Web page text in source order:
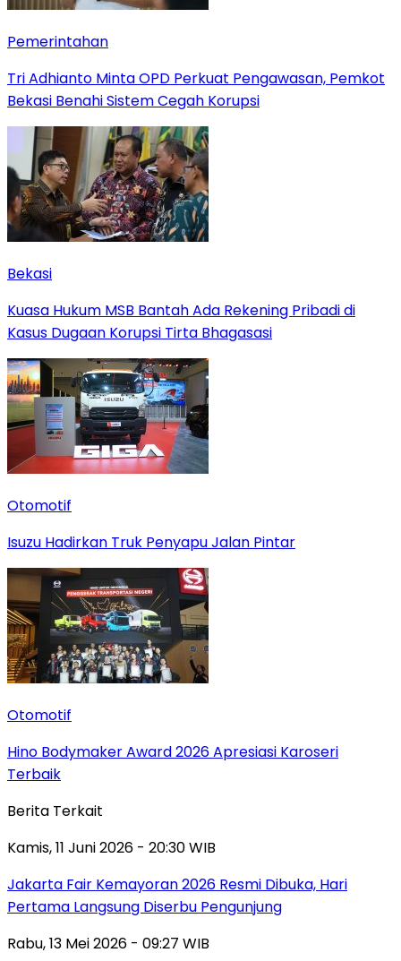
Pemerintahan
Tri Adhianto Minta OPD Perkuat Pengawasan, Pemkot
Bekasi Benahi Sistem Cegah Korupsi
Bekasi
Kuasa Hukum MSB Bantah Ada Rekening Pribadi di
Kasus Dugaan Korupsi Tirta Bhagasasi
Otomotif
Isuzu Hadirkan Truk Penyapu Jalan Pintar
Otomotif
Hino Bodymaker Award 2026 Apresiasi Karoseri
Terbaik
Berita Terkait
Kamis, 11 Juni 2026 - 20:30 WIB
Jakarta Fair Kemayoran 2026 Resmi Dibuka, Hari
Pertama Langsung Diserbu Pengunjung
Rabu, 13 Mei 2026 - 09:27 WIB